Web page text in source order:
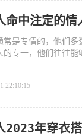
命中注定的
常是专情的，他们
的专一，他们往往
22:10:15
2023年穿衣